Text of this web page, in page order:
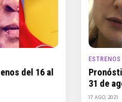
del 16 al
ESTRENOS
31 de
17 AGO, 2021